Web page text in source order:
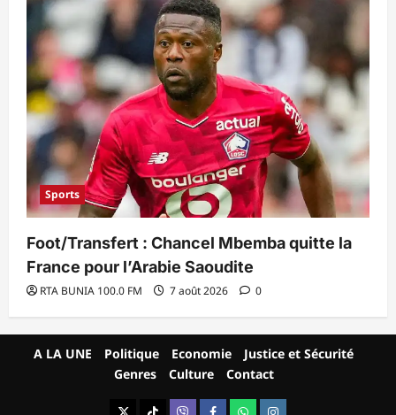
Sports
Foot/Transfert : Chancel Mbemba quitte la
France pour l’Arabie Saoudite
RTA BUNIA 100.0 FM 7 août 2026 0
A LA UNE Politique Economie
Justice et Sécurité
Genres
Culture Contact
X TikTokViber FacebookWhatsAppInstagram